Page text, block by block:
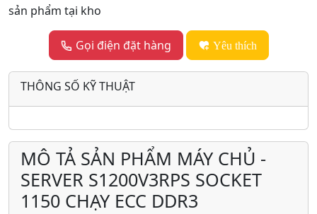
sản phẩm tại kho
Gọi điện đặt hàng Yêu thích
THÔNG SỐ KỸ THUẬT
MÔ TẢ SẢN PHẨM MÁY CHỦ -
SERVER S1200V3RPS SOCKET
1150 CHẠY ECC DDR3